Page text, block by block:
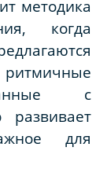
методика
когда
с
развивает
для